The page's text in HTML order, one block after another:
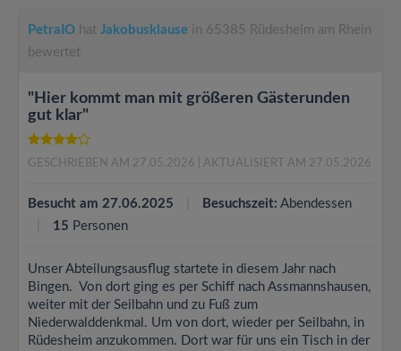
PetraIO hat Jakobusklause in 65385 Rüdesheim am Rhein
bewertet
"Hier kommt man mit größeren Gästerunden
gut klar"
GESCHRIEBEN AM 27.05.2026 | AKTUALISIERT AM 27.05.2026
Besucht am 27.06.2025 Besuchszeit: Abendessen
15 Personen
Unser Abteilungsausflug startete in diesem Jahr nach
Bingen. Von dort ging es per Schiff nach Assmannshausen,
weiter mit der Seilbahn und zu Fuß zum
Niederwalddenkmal. Um von dort, wieder per Seilbahn, in
Rüdesheim anzukommen. Dort war für uns ein Tisch in der